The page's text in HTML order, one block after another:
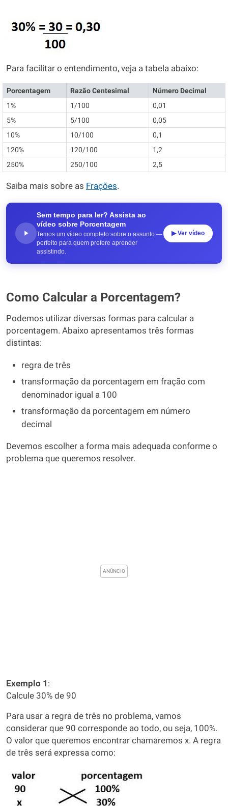
Para facilitar o entendimento, veja a tabela abaixo:
Porcentagem Razão Centesimal
Número Decimal
1%
1/100
0,01
5%
5/100
0,05
10%
10/100
0,1
120%
120/100
1,2
250%
250/100 2,5
Saiba mais sobre as Frações.
Sem tempo para ler? Assista ao
vídeo sobre Porcentagem
Temos um vídeo completo sobre o assunto —
perfeito para quem prefere aprender
assistindo.
▶ Ver vídeo
Como Calcular a Porcentagem?
Podemos utilizar diversas formas para calcular a
porcentagem. Abaixo apresentamos três formas
distintas:
regra de três
transformação da porcentagem em fração com
denominador igual a 100
transformação da porcentagem em número
decimal
Devemos escolher a forma mais adequada conforme o
problema que queremos resolver.
Exemplo 1 :
Calcule 30% de 90
Para usar a regra de três no problema, vamos
considerar que 90 corresponde ao todo, ou seja, 100%.
O valor que queremos encontrar chamaremos x. A regra
de três será expressa como: